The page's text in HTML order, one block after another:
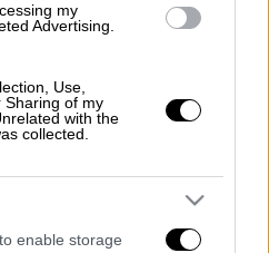
my
Advertising.
Use,
Sharing of my
with the
collected.
enable storage
ημέρας, το
του
ελικοπτέρου στον Άρη
τηςNASA
άνθρωποι από τη
ένα σκάφος σε